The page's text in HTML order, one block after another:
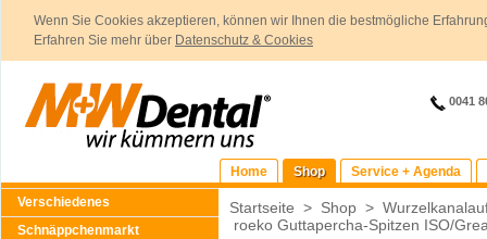
Wenn Sie Cookies akzeptieren, können wir Ihnen die bestmögliche
Erfahren Sie mehr über Datenschutz & Cookies
0041
Home Shop
Service + Agenda
Verschiedenes
Schnäppchenmarkt
Startseite > Shop >
roeko Guttapercha-Spitzen ISO/